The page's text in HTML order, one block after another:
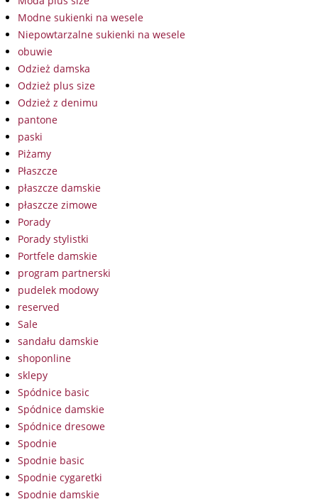
Modne sukienki na wesele
Niepowtarzalne sukienki na wesele
obuwie
Odzież damska
Odzież plus size
Odzież z denimu
pantone
paski
Piżamy
Płaszcze
płaszcze damskie
płaszcze zimowe
Porady
Porady stylistki
Portfele damskie
program partnerski
pudelek modowy
reserved
Sale
sandału damskie
shoponline
sklepy
Spódnice basic
Spódnice damskie
Spódnice dresowe
Spodnie
Spodnie basic
Spodnie cygaretki
Spodnie damskie